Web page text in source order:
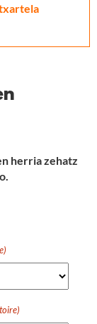
herria zehatz